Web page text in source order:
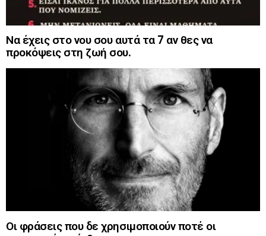
Να έχεις στο νου σου αυτά τα 7 αν θες να
προκόψεις στη ζωή σου.
Οι φράσεις που δε χρησιμοποιούν ποτέ οι